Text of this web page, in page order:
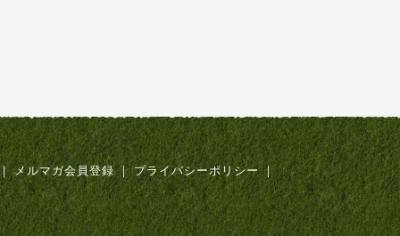
メルマガ会員登録 ｜ プライバシーポリシー ｜